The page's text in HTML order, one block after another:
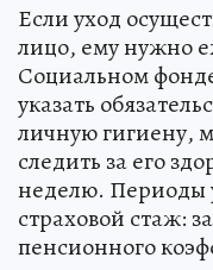
Если уход
лицо, ему нужно
Социальном
указать
личную гигиену,
следить за его
неделю. Периоды
страховой стаж:
пенсионного